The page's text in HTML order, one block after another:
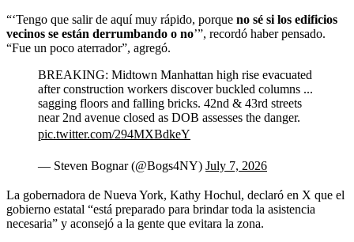
“‘Tengo que salir de aquí muy rápido, porque no sé si los edificios
vecinos se están derrumbando o no’”, recordó haber pensado.
“Fue un poco aterrador”, agregó.
BREAKING: Midtown Manhattan high rise evacuated
after construction workers discover buckled columns ...
sagging floors and falling bricks. 42nd & 43rd streets
near 2nd avenue closed as DOB assesses the danger.
pic.twitter.com/294MXBdkeY
— Steven Bognar (@Bogs4NY) July 7, 2026
La gobernadora de Nueva York, Kathy Hochul, declaró en X que el
gobierno estatal “está preparado para brindar toda la asistencia
necesaria” y aconsejó a la gente que evitara la zona.